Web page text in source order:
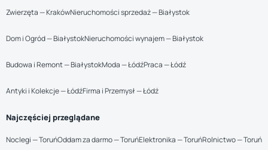
Zwierzęta — KrakówNieruchomości sprzedaż — Białystok
Dom i Ogród — BiałystokNieruchomości wynajem — Białystok
Budowa i Remont — BiałystokModa — ŁódźPraca — Łódź
Antyki i Kolekcje — ŁódźFirma i Przemysł — Łódź
Najczęściej przeglądane
Noclegi — ToruńOddam za darmo — ToruńElektronika — ToruńRolnictwo — Toruń